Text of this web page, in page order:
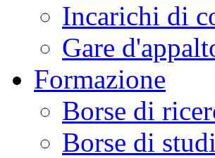
Incarichi di
Gare
Formazione
Borse di
Borse di